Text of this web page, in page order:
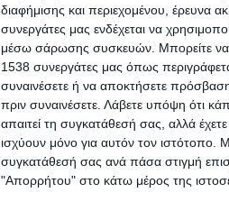
διαφήμισης και περιεχομένου, έρευνα
συνεργάτες μας ενδέχεται να
μέσω σάρωσης συσκευών. Μπορείτε να
1538 συνεργάτες μας όπως
συναινέσετε ή να αποκτήσετε
πριν συναινέσετε. Λάβετε υπόψη ότι
απαιτεί τη συγκατάθεσή σας, αλλά
ισχύουν μόνο για αυτόν τον ιστότοπο.
συγκατάθεσή σας ανά πάσα στιγμή
"Απορρήτου" στο κάτω μέρος της